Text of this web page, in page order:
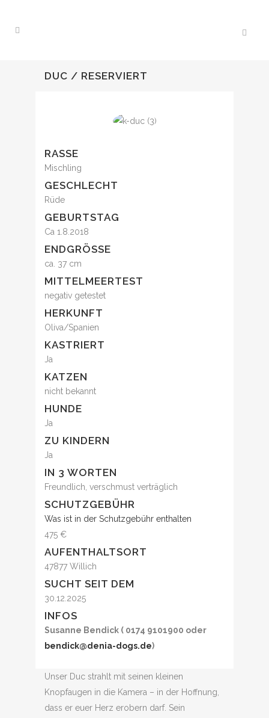
DUC / RESERVIERT
RASSE
Mischling
GESCHLECHT
Rüde
GEBURTSTAG
Ca 1.8.2018
ENDGRÖSSE
ca. 37 cm
MITTELMEERTEST
negativ getestet
HERKUNFT
Oliva/Spanien
KASTRIERT
Ja
KATZEN
nicht bekannt
HUNDE
Ja
ZU KINDERN
Ja
IN 3 WORTEN
Freundlich, verschmust verträglich
SCHUTZGEBÜHR
Was ist in der Schutzgebühr enthalten
475 €
AUFENTHALTSORT
47877 Willich
SUCHT SEIT DEM
30.12.2025
INFOS
Susanne Bendick ( 0174 9101900 oder
bendick@denia-dogs.de)
Unser Duc strahlt mit seinen kleinen
Knopfaugen in die Kamera – in der Hoffnung,
dass er euer Herz erobern darf. Sein